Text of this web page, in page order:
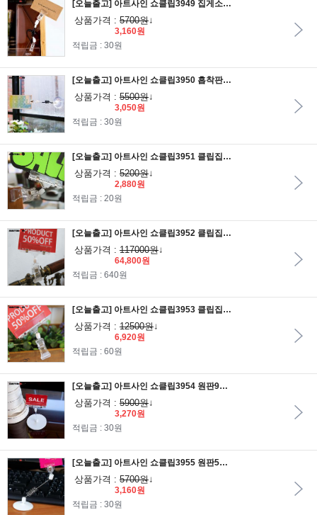
[오늘출고] 아트사인 쇼클립3949 집게소 집게중 전선줄/메모꽂이/알림판/안내판/가격표/알림판/POP집게/POP클립
상품가격 : 5700원↓
3,160원
적립금 : 30원
[오늘출고] 아트사인 쇼클립3950 흡착판50_전선줄_집게소/메모꽂이/알림판/안내판/가격표/알림판/POP집게/POP클립
상품가격 : 5500원↓
3,050원
적립금 : 30원
[오늘출고] 아트사인 쇼클립3951 클립집게대 2개입/메모꽂이/알림판/안내판/가격표/알림판/POP집게/POP클립
상품가격 : 5200원↓
2,880원
적립금 : 20원
[오늘출고] 아트사인 쇼클립3952 클립집게대 50개입/메모꽂이/알림판/안내판/가격표/알림판/POP집게/POP클립
상품가격 : 117000원↓
64,800원
적립금 : 640원
[오늘출고] 아트사인 쇼클립3953 클립집게대 5개입/메모꽂이/알림판/안내판/가격표/알림판/POP집게/POP클립
상품가격 : 12500원↓
6,920원
적립금 : 60원
[오늘출고] 아트사인 쇼클립3954 원판90 50봉클립/메모꽂이/알림판/안내판/가격표/알림판/POP집게/POP클립
상품가격 : 5900원↓
3,270원
적립금 : 30원
[오늘출고] 아트사인 쇼클립3955 원판50 스프링줄 반달집게/메모꽂이/알림판/안내판/가격표/알림판/POP집게/POP클립
상품가격 : 5700원↓
3,160원
적립금 : 30원